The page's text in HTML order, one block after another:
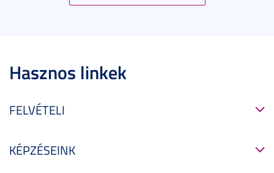
Hasznos linkek
FELVÉTELI
KÉPZÉSEINK